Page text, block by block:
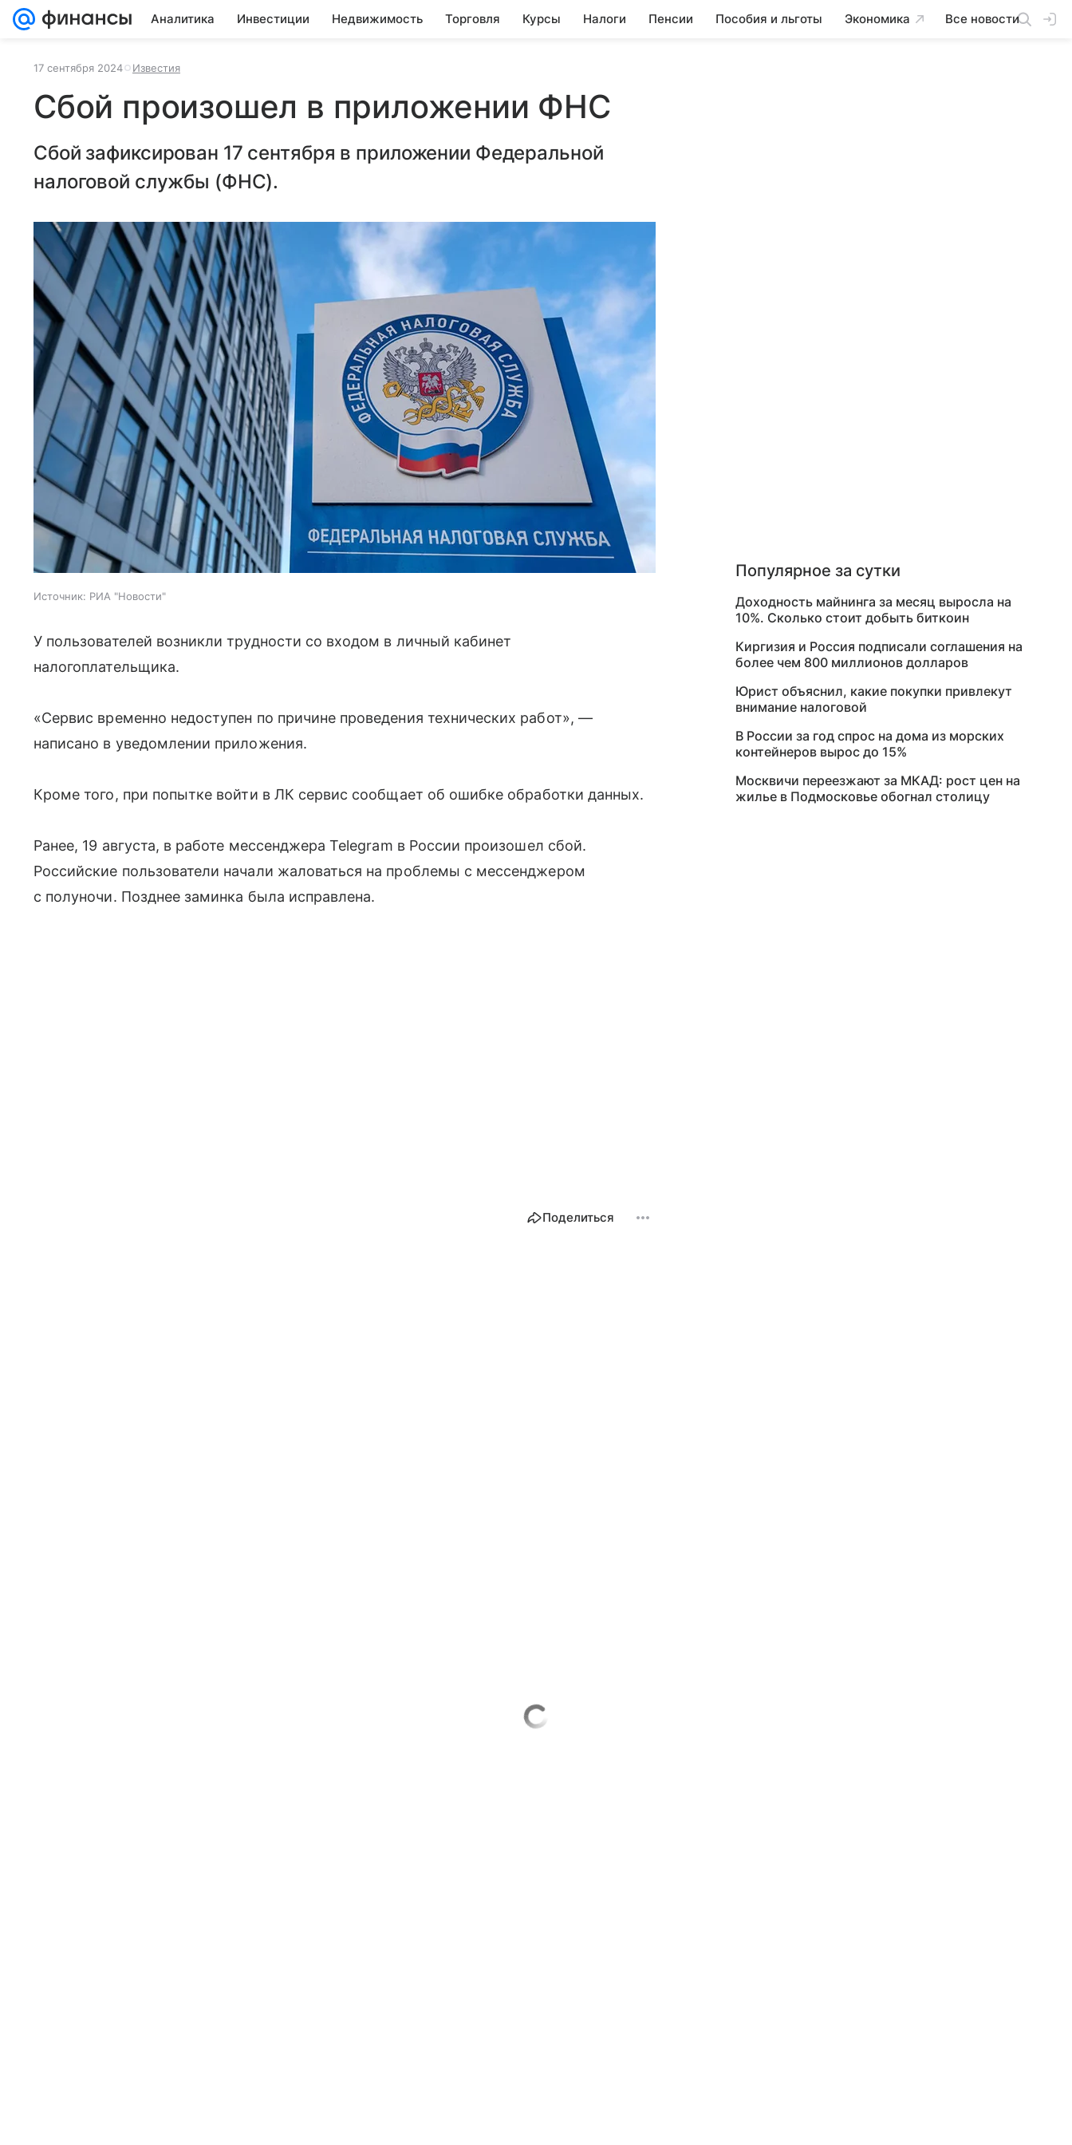
Аналитика Инвестиции Недвижимость Торговля Курсы Налоги Пенсии Пособия и льготы Экономика Все новости
17 сентября 2024 Известия
Сбой произошел в приложении ФНС
Сбой зафиксирован 17 сентября в приложении Федеральной
налоговой службы (ФНС).
Источник: РИА "Новости"
У пользователей возникли трудности со входом в личный кабинет
налогоплательщика.
«Сервис временно недоступен по причине проведения технических работ», —
написано в уведомлении приложения.
Кроме того, при попытке войти в ЛК сервис сообщает об ошибке обработки данных.
Ранее, 19 августа, в работе мессенджера Telegram в России произошел сбой.
Российские пользователи начали жаловаться на проблемы с мессенджером
с полуночи. Позднее заминка была исправлена.
Поделиться
Популярное за сутки
Доходность майнинга за месяц выросла на
10%. Сколько стоит добыть биткоин
Киргизия и Россия подписали соглашения на
более чем 800 миллионов долларов
Юрист объяснил, какие покупки привлекут
внимание налоговой
В России за год спрос на дома из морских
контейнеров вырос до 15%
Москвичи переезжают за МКАД: рост цен на
жилье в Подмосковье обогнал столицу